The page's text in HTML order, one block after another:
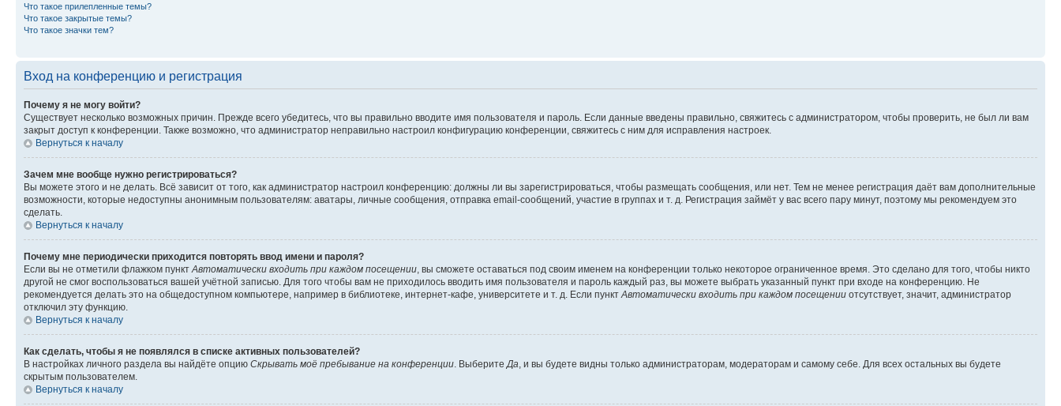
Что такое прилепленные темы?
Что такое закрытые темы?
Что такое значки тем?
Вход на конференцию и регистрация
Почему я не могу войти?
Существует несколько возможных причин. Прежде всего убедитесь, что вы правильно вводите имя пользователя и пароль. Если данные введены правильно, свяжитесь с администратором, чтобы проверить, не был ли вам
закрыт доступ к конференции. Также возможно, что администратор неправильно настроил конфигурацию конференции, свяжитесь с ним для исправления настроек.
Вернуться к началу
Зачем мне вообще нужно регистрироваться?
Вы можете этого и не делать. Всё зависит от того, как администратор настроил конференцию: должны ли вы зарегистрироваться, чтобы размещать сообщения, или нет. Тем не менее регистрация даёт вам дополнительные
возможности, которые недоступны анонимным пользователям: аватары, личные сообщения, отправка email-сообщений, участие в группах и т. д. Регистрация займёт у вас всего пару минут, поэтому мы рекомендуем это
сделать.
Вернуться к началу
Почему мне периодически приходится повторять ввод имени и пароля?
Если вы не отметили флажком пункт Автоматически входить при каждом посещении , вы сможете оставаться под своим именем на конференции только некоторое ограниченное время. Это сделано для того, чтобы никто
другой не смог воспользоваться вашей учётной записью. Для того чтобы вам не приходилось вводить имя пользователя и пароль каждый раз, вы можете выбрать указанный пункт при входе на конференцию. Не
рекомендуется делать это на общедоступном компьютере, например в библиотеке, интернет-кафе, университете и т. д. Если пункт Автоматически входить при каждом посещении отсутствует, значит, администратор
отключил эту функцию.
Вернуться к началу
Как сделать, чтобы я не появлялся в списке активных пользователей?
В настройках личного раздела вы найдёте опцию Скрывать моё пребывание на конференции . Выберите Да , и вы будете видны только администраторам, модераторам и самому себе. Для всех остальных вы будете
скрытым пользователем.
Вернуться к началу